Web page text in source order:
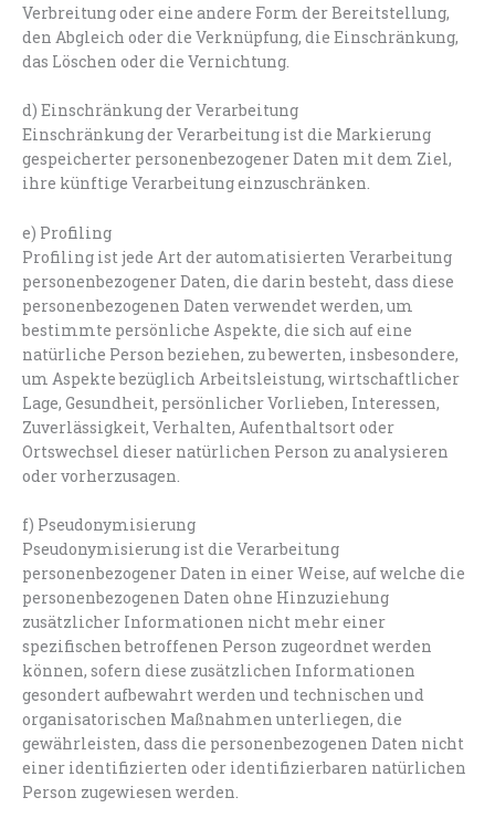
Verbreitung oder eine andere Form der Bereitstellung,
den Abgleich oder die Verknüpfung, die Einschränkung,
das Löschen oder die Vernichtung.
d) Einschränkung der Verarbeitung
Einschränkung der Verarbeitung ist die Markierung
gespeicherter personenbezogener Daten mit dem Ziel,
ihre künftige Verarbeitung einzuschränken.
e) Profiling
Profiling ist jede Art der automatisierten Verarbeitung
personenbezogener Daten, die darin besteht, dass diese
personenbezogenen Daten verwendet werden, um
bestimmte persönliche Aspekte, die sich auf eine
natürliche Person beziehen, zu bewerten, insbesondere,
um Aspekte bezüglich Arbeitsleistung, wirtschaftlicher
Lage, Gesundheit, persönlicher Vorlieben, Interessen,
Zuverlässigkeit, Verhalten, Aufenthaltsort oder
Ortswechsel dieser natürlichen Person zu analysieren
oder vorherzusagen.
f) Pseudonymisierung
Pseudonymisierung ist die Verarbeitung
personenbezogener Daten in einer Weise, auf welche die
personenbezogenen Daten ohne Hinzuziehung
zusätzlicher Informationen nicht mehr einer
spezifischen betroffenen Person zugeordnet werden
können, sofern diese zusätzlichen Informationen
gesondert aufbewahrt werden und technischen und
organisatorischen Maßnahmen unterliegen, die
gewährleisten, dass die personenbezogenen Daten nicht
einer identifizierten oder identifizierbaren natürlichen
Person zugewiesen werden.